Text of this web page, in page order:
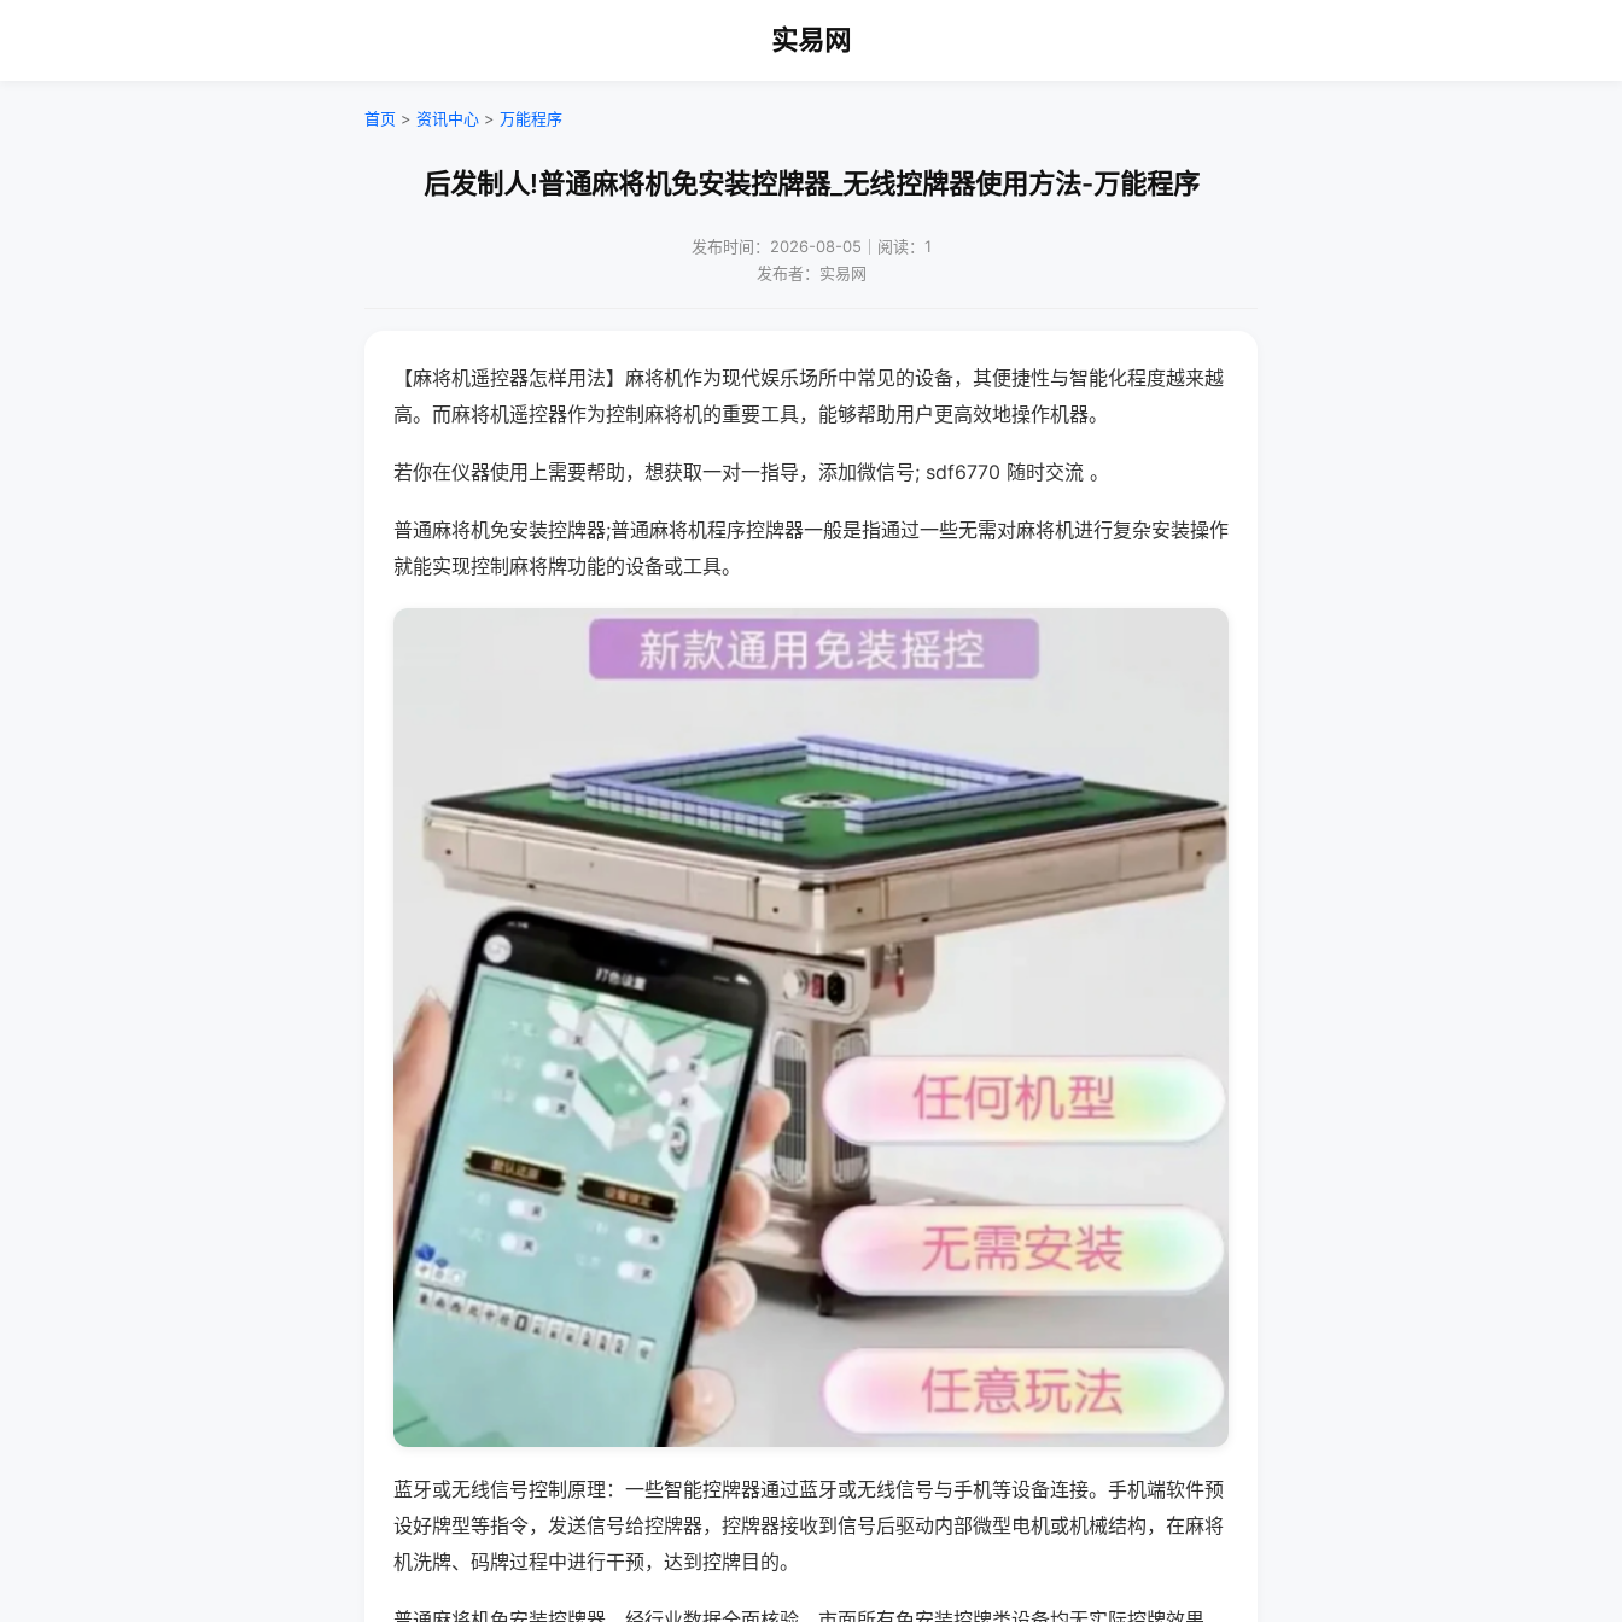
实易网
首页 > 资讯中心 > 万能程序
后发制人!普通麻将机免安装控牌器_无线控牌器使用方法-万能程序
发布时间：2026-08-05｜阅读：1
发布者：实易网
【麻将机遥控器怎样用法】麻将机作为现代娱乐场所中常见的设备，其便捷性与智能化程度越来越
高。而麻将机遥控器作为控制麻将机的重要工具，能够帮助用户更高效地操作机器。
若你在仪器使用上需要帮助，想获取一对一指导，添加微信号; sdf6770 随时交流 。
普通麻将机免安装控牌器;普通麻将机程序控牌器一般是指通过一些无需对麻将机进行复杂安装操作
就能实现控制麻将牌功能的设备或工具。
蓝牙或无线信号控制原理：一些智能控牌器通过蓝牙或无线信号与手机等设备连接。手机端软件预
设好牌型等指令，发送信号给控牌器，控牌器接收到信号后驱动内部微型电机或机械结构，在麻将
机洗牌、码牌过程中进行干预，达到控牌目的。